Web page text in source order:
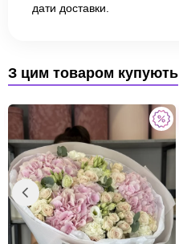
дати доставки.
З цим товаром купують